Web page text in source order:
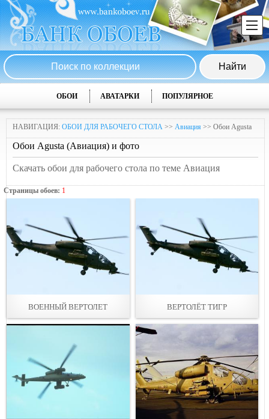
ОБОИ АВАТАРКИ ПОПУЛЯРНОЕ
НАВИГАЦИЯ: ОБОИ ДЛЯ РАБОЧЕГО СТОЛА >> Авиация >> Обои Agusta
Обои Agusta (Авиация) и фото
Скачать обои для рабочего стола по теме Авиация
Страницы обоев: 1
ВОЕННЫЙ ВЕРТОЛЕТ ВЕРТОЛЁТ ТИГР